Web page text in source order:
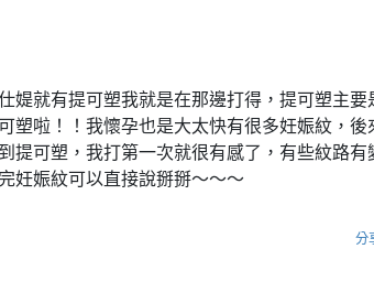
媞就有提可塑我就是在那邊打得，提可塑主
塑啦！！我懷孕也是大太快有很多妊娠紋，
提可塑，我打第一次就很有感了，有些紋路
妊娠紋可以直接說掰掰～～～
分